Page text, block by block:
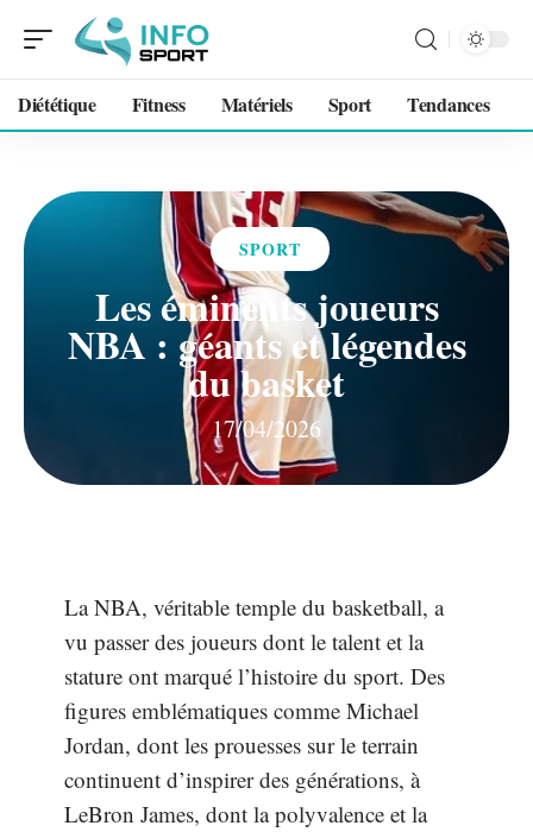
Diététique Fitness Matériels Sport Tendances
SPORT
Les éminents joueurs
NBA : géants et légendes
du basket
17/04/2026
La NBA, véritable temple du basketball, a
vu passer des joueurs dont le talent et la
stature ont marqué l’histoire du sport. Des
figures emblématiques comme Michael
Jordan, dont les prouesses sur le terrain
continuent d’inspirer des générations, à
LeBron James, dont la polyvalence et la